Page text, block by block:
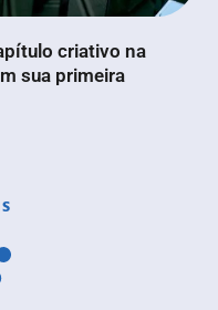
criativo na
sua primeira